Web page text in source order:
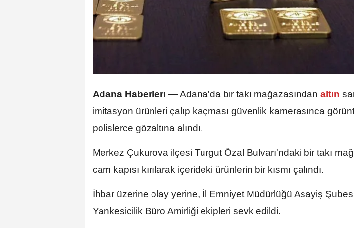
Adana Haberleri —Adana'da bir takı mağazasından altın
imitasyon ürünleri çalıp kaçması güvenlik kamerasınca
polislerce gözaltına alındı.
Merkez Çukurova ilçesi Turgut Özal Bulvarı'ndaki bir takı
cam kapısı kırılarak içerideki ürünlerin bir kısmı çalındı.
İhbar üzerine olay yerine, İl Emniyet Müdürlüğü Asayiş Şubesi
Yankesicilik Büro Amirliği ekipleri sevk edildi.